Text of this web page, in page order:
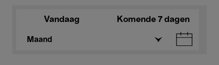
Vandaag Komende 7 dagen
Maand